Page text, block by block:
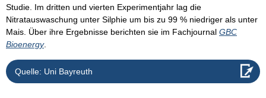
Studie. Im dritten und vierten Experimentjahr lag die
Nitratauswaschung unter Silphie um bis zu 99 % niedriger als unter
Mais. Über ihre Ergebnisse berichten sie im Fachjournal GBC
Bioenergy.
Quelle: Uni Bayreuth